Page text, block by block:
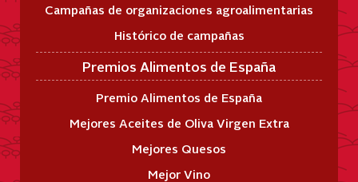
Campañas de organizaciones agroalimentarias
Histórico de campañas
Premios Alimentos de España
Premio Alimentos de España
Mejores Aceites de Oliva Virgen Extra
Mejores Quesos
Mejor Vino